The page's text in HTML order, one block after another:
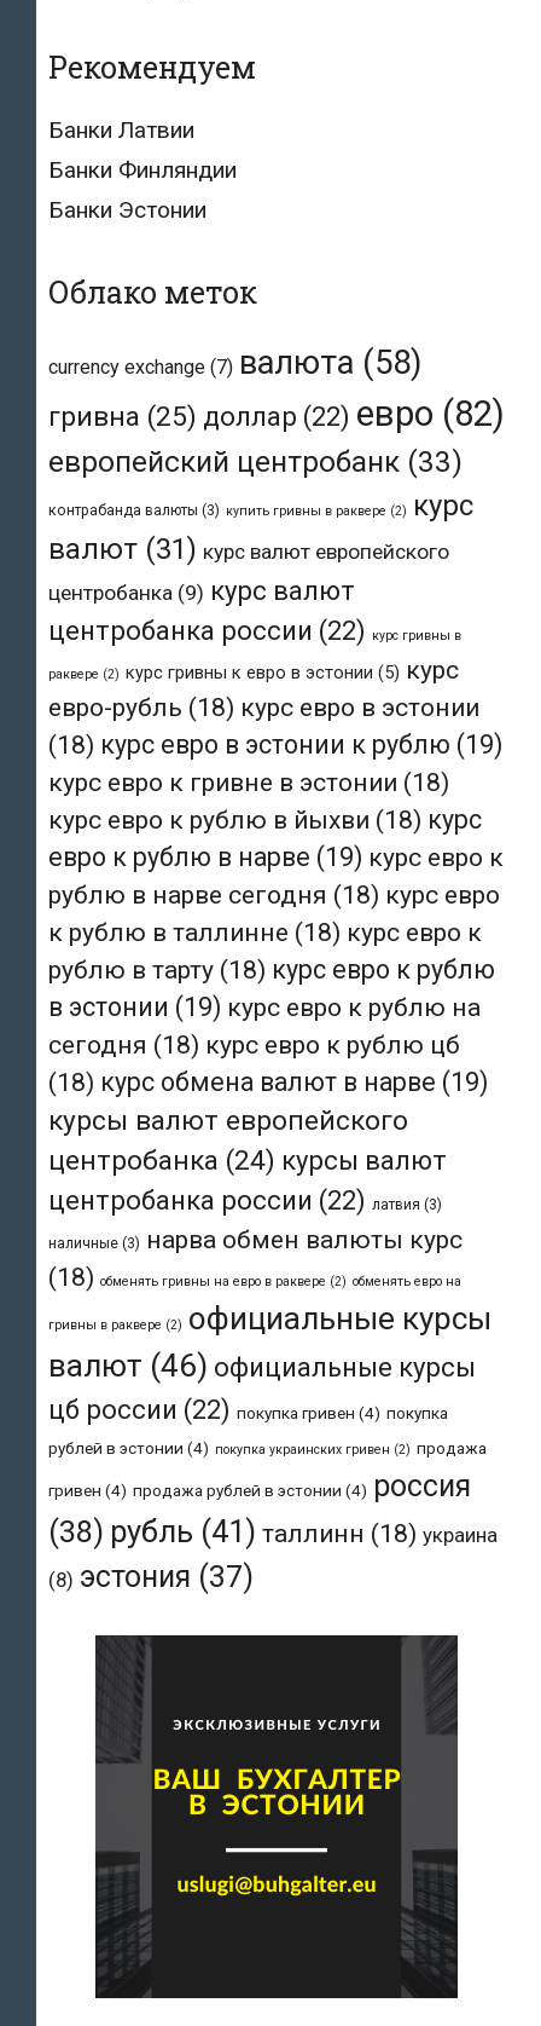
Рекомендуем
Банки Латвии
Банки Финляндии
Банки Эстонии
Облако меток
currency exchange (7) валюта (58)
гривна (25) доллар (22) евро (82)
европейский центробанк (33)
контрабанда валюты (3) купить гривны в раквере (2)
курс
валют (31) курс валют европейского
центробанка (9) курс валют
центробанка россии (22) курс гривны в
раквере (2) курс гривны к евро в эстонии (5) курс
евро-рубль (18) курс евро в эстонии
(18) курс евро в эстонии к рублю (19)
курс евро к гривне в эстонии (18)
курс евро к рублю в йыхви (18) курс
евро к рублю в нарве (19) курс евро к
рублю в нарве сегодня (18) курс евро
к рублю в таллинне (18) курс евро к
рублю в тарту (18) курс евро к рублю
в эстонии (19) курс евро к рублю на
сегодня (18) курс евро к рублю цб
(18) курс обмена валют в нарве (19)
курсы валют европейского
центробанка (24) курсы валют
центробанка россии (22) латвия (3)
наличные (3) нарва обмен валюты курс
(18) обменять гривны на евро в раквере (2) обменять евро на
гривны в раквере (2) официальные курсы
валют (46) официальные курсы
цб россии (22) покупка гривен (4) покупка
рублей в эстонии (4) покупка украинских гривен (2) продажа
гривен (4) продажа рублей в эстонии (4) россия
(38) рубль (41) таллинн (18) украина
(8) эстония (37)